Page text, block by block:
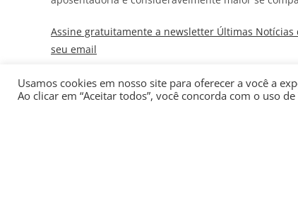
Assine gratuitamente a newsletter Últimas Notícias
seu email
Usamos cookies em nosso site para oferecer a você a
Ao clicar em “Aceitar todos”, você concorda com o uso de